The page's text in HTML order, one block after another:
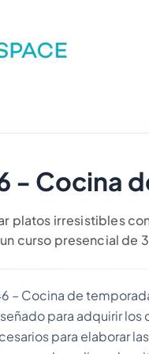
- Cocina
platos irresistibles
curso presencial de
– Cocina de
para adquirir
para elaborar